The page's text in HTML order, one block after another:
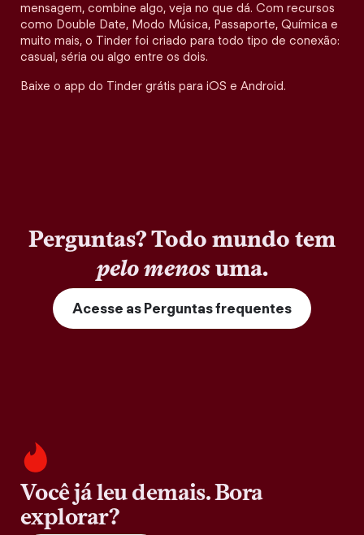
mensagem, combine algo, veja no que dá. Com recursos
como Double Date, Modo Música, Passaporte, Química e
muito mais, o Tinder foi criado para todo tipo de conexão:
casual, séria ou algo entre os dois.
Baixe o app do Tinder grátis para iOS e Android.
Perguntas? Todo mundo tem
pelo menosuma.
Acesse as Perguntas frequentes
Você já leu demais. Bora
explorar?